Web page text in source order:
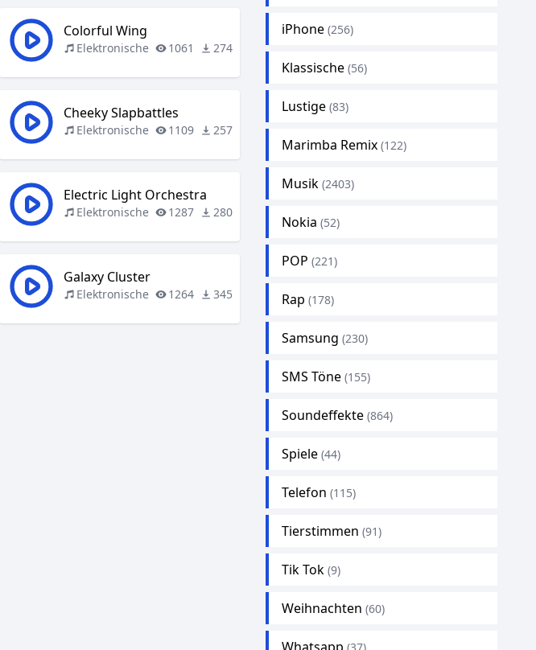
Colorful Wing
Elektronische 1061 274
Cheeky Slapbattles
Elektronische 1109 257
Electric Light Orchestra
Elektronische 1287 280
Galaxy Cluster
Elektronische 1264 345
iPhone (256)
Klassische (56)
Lustige (83)
Marimba Remix (122)
Musik (2403)
Nokia (52)
POP (221)
Rap (178)
Samsung (230)
SMS Töne (155)
Soundeffekte (864)
Spiele (44)
Telefon (115)
Tierstimmen (91)
Tik Tok (9)
Weihnachten (60)